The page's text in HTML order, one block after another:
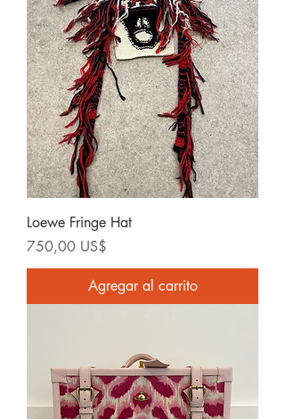
Loewe Fringe Hat
Precio
750,00 US$
Agregar al carrito